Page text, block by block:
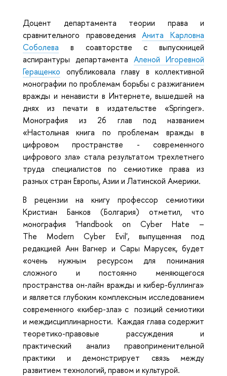
Доцент департамента теории права и
сравнительного правоведенияАнита Карловна
Соболева в соавторстве с выпускницей
аспирантуры департамента Аленой Игоревной
Геращенко опубликовала главу в коллективной
монографии по проблемам борьбы с разжиганием
вражды и ненависти в Интернете, вышедшей на
днях из печати в издательстве «Springer».
Монография из 26 глав под названием
«Настольная книга по проблемам вражды в
цифровом пространстве - современного
цифрового зла» стала результатом трехлетнего
труда специалистов по семиотике права из
разных стран Европы, Азии и Латинской Америки.
В рецензии на книгу профессор семиотики
Кристиан Банков (Болгария) отметил, что
монография 'Handbook on Cyber Hate –
The Modern Cyber Evil', выпущенная под
редакцией Анн Вагнер и Сары Марусек, будет
«очень нужным ресурсом для понимания
сложного и постоянно меняющегося
пространства он-лайн вражды и кибер-буллинга»
и является глубоким комплексным исследованием
современного «кибер-зла» с позиций семиотики
и междисциплинарности. Каждая глава содержит
теоретико-правовые рассуждения и
практический анализ правоприменительной
практики и демонстрирует связь между
развитием технологий, правом и культурой.